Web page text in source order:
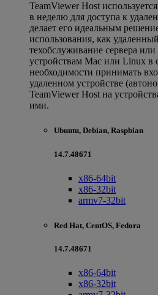
TeamViewer Host
в неделю для доступа к
делает его идеальным
использования, как
техобслуживание сервера
устройствам Mac или Linux в
необходимости принимать
удаленном устройстве
TeamViewer Host на
ими.
Ubuntu, Debian, Raspbian
14.7.48671
x86-64bit
x86-32bit
armv7-32bit
Red Hat, CentOS, Fedora
14.7.48671
x86-64bit
x86-32bit